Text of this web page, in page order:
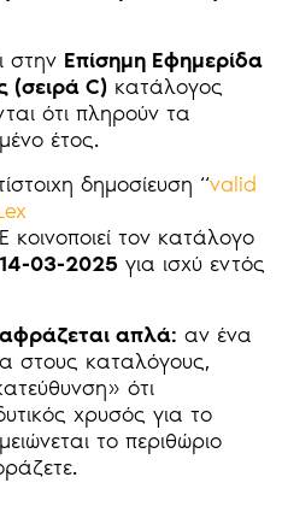
στην Επίσημη Εφημερίδα
(σειρά C) κατάλογος
ότι πληρούν τα
έτος.
δημοσίευση “valid
τον κατάλογο
03-2025 για ισχύ εντός
απλά: αν ένα
στους καταλόγους,
ότι
χρυσός για το
το περιθώριο